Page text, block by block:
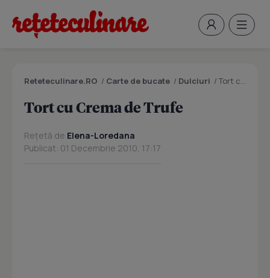
Reteteculinare.RO / Carte de bucate / Dulciuri /Tort cu Crema de Trufe
Tort cu Crema de Trufe
Rețetă de Elena-Loredana
Publicat: 01 Decembrie 2010, 17:17